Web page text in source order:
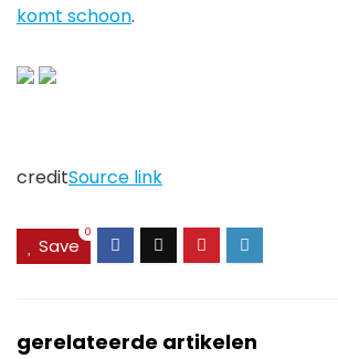
komt schoon.
creditSource link
Save
0
gerelateerde artikelen